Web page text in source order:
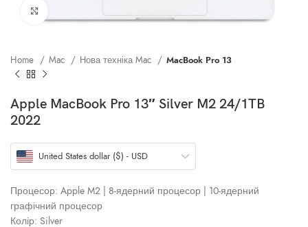
Home Mac Нова техніка Mac MacBook Pro 13
Apple MacBook Pro 13″ Silver M2 24/1TB
2022
United States dollar ($) - USD
Процесор: Apple M2 | 8‑ядерний процесор | 10‑ядерний
графічний процесор
Колір: Silver